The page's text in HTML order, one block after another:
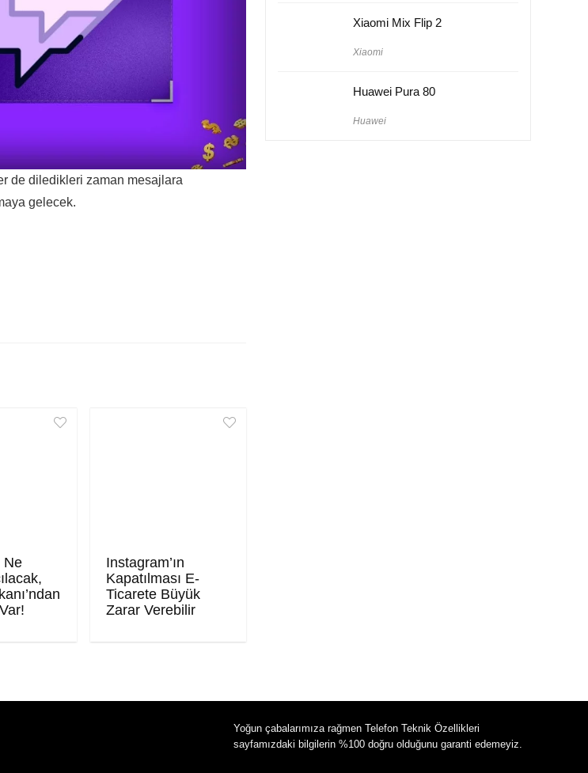
de diledikleri zaman mesajlara
gelecek.
Ne
Instagram’ın
Kapatılması E-
Ticarete Büyük
Zarar Verebilir
Xiaomi Mix Flip 2
Xiaomi
Huawei Pura 80
Huawei
Yoğun çabalarımıza rağmen Telefon Teknik Özellikleri
sayfamızdaki bilgilerin %100 doğru olduğunu garanti edemeyiz.